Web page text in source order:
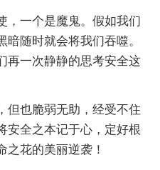
，一个是魔鬼。假如我们
随时就会将我们吞噬。
再一次静静的思考安全这
但也脆弱无助，经受不住
安全之本记于心，定好根
之花的美丽逆袭！